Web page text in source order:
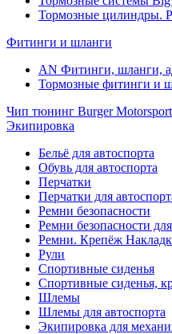
Тормозные цилиндры.
Фитинги и шланги
AN Фитинги, шланги,
Тормозные фитинги и
Чип тюнинг Burger Motorsport
Экипировка
Бельё для автоспорта
Обувь для автоспорта
Перчатки
Перчатки для
Ремни безопасности
Ремни безопасности
Ремни. Крепёж
Рули
Спортивные сиденья
Спортивные сиденья,
Шлемы
Шлемы для автоспорта
Экипировка для